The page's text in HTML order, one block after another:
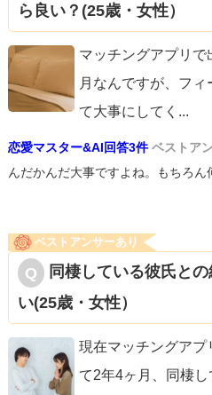
ら良い？(25歳・女性）
マッチングアプリで
月なんですが、フィ
て大事にしてく ...
恋愛マスター&AI回答3件 ベストア
んだかんだ大事ですよね。もちろん
ベストアンサーあり
同棲している彼氏と
い(25歳・女性）
現在マッチングアプ
て2年4ヶ月、同棲